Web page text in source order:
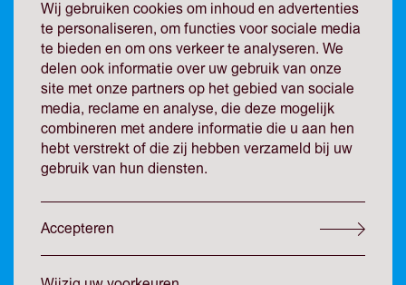
de financier daartoe bereid is, een financiering aan te
trekken en tot zekerheid van terugbetaling daarvan een
pandrecht op uw cryptomunten te vestigen?
Voor een bevestigend antwoord op deze vraag is
essentieel dat cryptomunten als goederen in de zin van
art. 3:1 BW kunnen worden aangemerkt. Goederen zijn alle
zaken (art. 3:2 BW) en alle vermogensrechten (art. 3:6
sleutel is opgeborgen en de gegevensdrager waarop de
wallet staat. Cryptomunten zijn dus geen stoffelijke
Wij gebruiken cookies om inhoud en advertenties
te personaliseren, om functies voor sociale media
te bieden en om ons verkeer te analyseren. We
delen ook informatie over uw gebruik van onze
site met onze partners op het gebied van sociale
media, reclame en analyse, die deze mogelijk
combineren met andere informatie die u aan hen
hebt verstrekt of die zij hebben verzameld bij uw
gebruik van hun diensten.
Accepteren